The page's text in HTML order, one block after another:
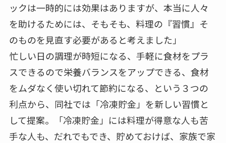
ックは一時的には効果はありますが、本当に人々
を助けるためには、そもそも、料理の『習慣』そ
のものを見直す必要があると考えました」
忙しい日の調理が時短になる、手軽に食材をプラ
スできるので栄養バランスをアップできる、食材
をムダなく使い切れて節約になる、という３つの
利点から、同社では「冷凍貯金」を新しい習慣と
して提案。「冷凍貯金」には料理が得意な人も苦
手な人も、だれでもでき、貯めておけば、家族で家